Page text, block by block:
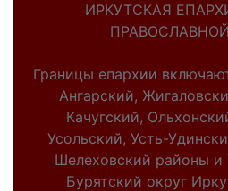
ИРКУТСКАЯ
Границы епархии
Ангарский,
Качугский,
Усольский, Усть-
Шелеховский районы
Бурятский округ